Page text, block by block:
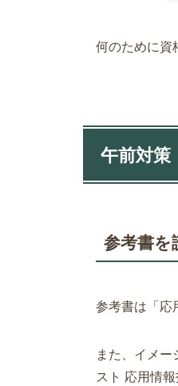
何のために資
午前対策
参考書を
参考書は「応
また、イメ
スト 応用情